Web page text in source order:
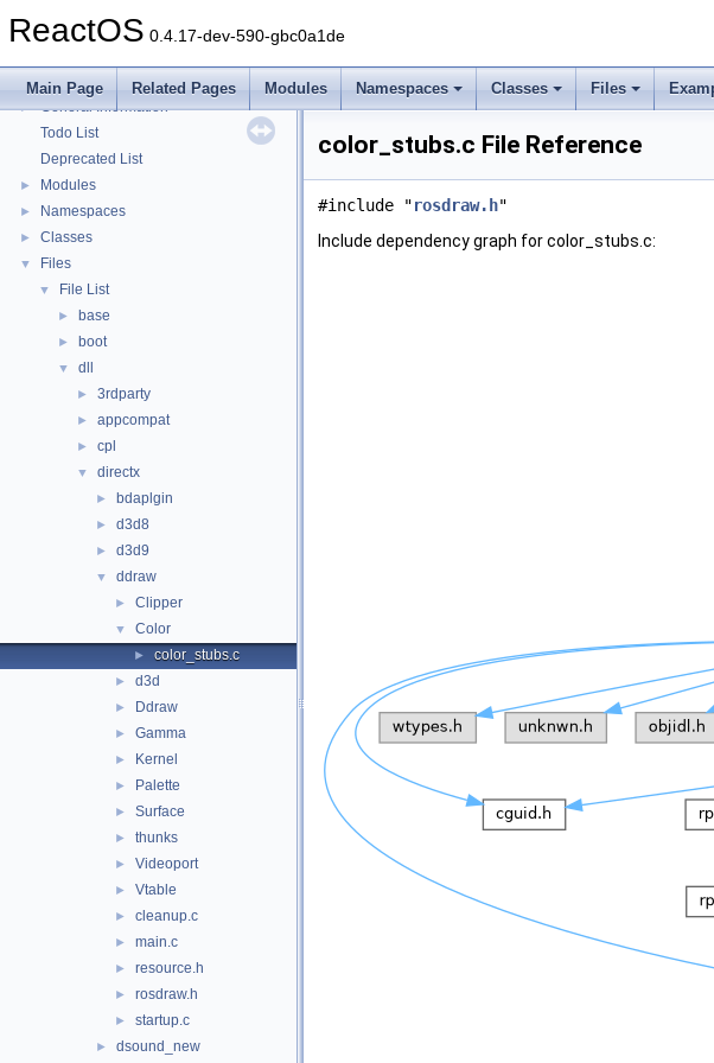
ReactOS 0.4.17-dev-590-gbc0a1de
Main Page Related Pages Modules Namespaces Classes Files
Optimization hints
BSD License
► General Information
Todo List
Deprecated List
► Modules
► Namespaces
► Classes
▼ Files
▼ File List
► base
► boot
▼ dll
► 3rdparty
► appcompat
► cpl
▼ directx
► bdaplgin
► d3d8
► d3d9
▼ ddraw
► Clipper
▼ Color
► color_stubs.c
► d3d
► Ddraw
► Gamma
► Kernel
► Palette
► Surface
► thunks
► Videoport
► Vtable
► cleanup.c
► main.c
► resource.h
► rosdraw.h
► startup.c
► dsound_new
color_stubs.c File Reference
#include "rosdraw.h"
Include dependency graph for color_stubs.c: